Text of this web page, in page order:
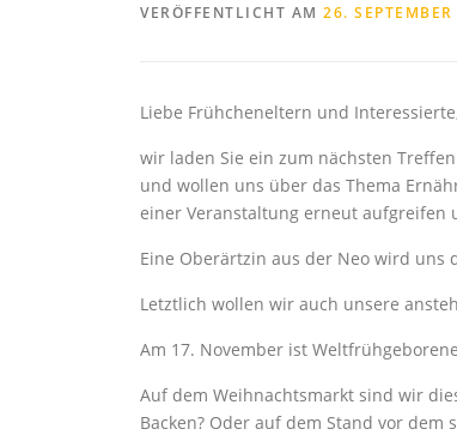
VERÖFFENTLICHT AM 26.
Liebe Frühcheneltern und
wir laden Sie ein zum nächsten
und wollen uns über das Thema
einer Veranstaltung erneut aufgreifen
Eine Oberärtzin aus der Neo wird uns
Letztlich wollen wir auch unsere
Am 17. November ist
Auf dem Weihnachtsmarkt sind wir
Backen? Oder auf dem Stand vor dem